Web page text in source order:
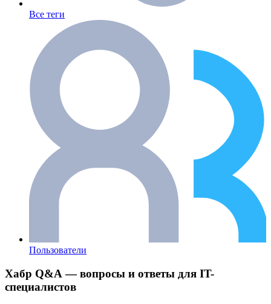
Все теги
Пользователи
Хабр Q&A — вопросы и ответы для IT-
специалистов